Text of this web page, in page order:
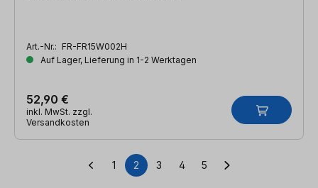
Art.-Nr.: FR-FR15W002H
Auf Lager, Lieferung in 1-2 Werktagen
52,90 €
inkl. MwSt. zzgl.
Versandkosten
Seite
1 Seite
2 Seite
3 Seite
4 Seite
5